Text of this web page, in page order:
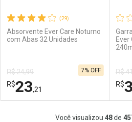
Comprar sem Desconto
Por R$ 2,57/cada
Comprar sem Desconto
Por R$ 2,57/cada
(29)
Absorvente Ever Care Noturno
com Abas 32 Unidades
R$ 24,99
R$23,21
7% OFF
FECHAR
FECHAR
Ever
R$
R$
Você visualizou 48de